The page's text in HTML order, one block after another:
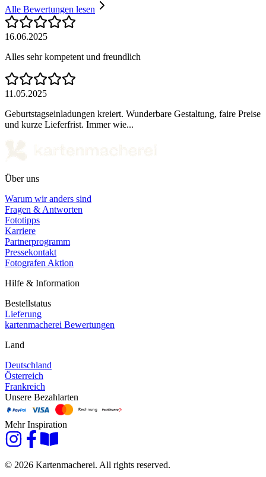
Alle Bewertungen lesen
16.06.2025
Alles sehr kompetent und freundlich
11.05.2025
Geburtstagseinladungen kreiert. Wunderbare Gestaltung, faire Preise
und kurze Lieferfrist. Immer wie...
Über uns
Warum wir anders sind
Fragen & Antworten
Fototipps
Karriere
Partnerprogramm
Pressekontakt
Fotografen Aktion
Hilfe & Information
Bestellstatus
Lieferung
kartenmacherei Bewertungen
Land
Deutschland
Österreich
Frankreich
Unsere Bezahlarten
Mehr Inspiration
© 2026 Kartenmacherei. All rights reserved.